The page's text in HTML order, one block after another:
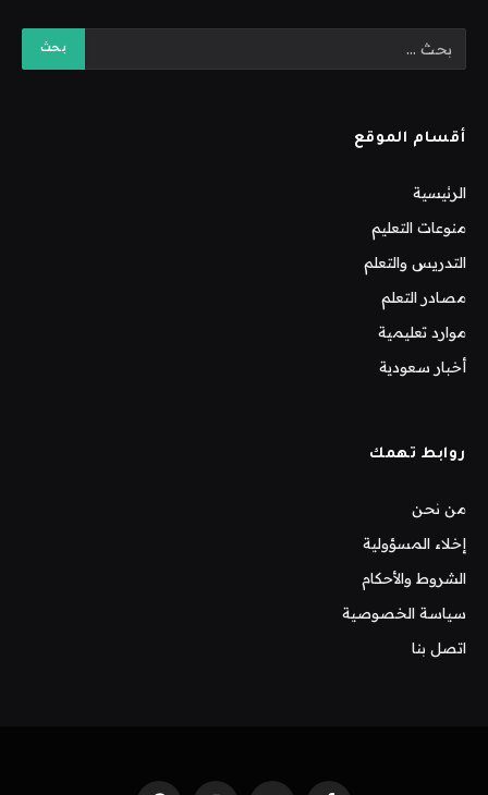
أقسام الموقع
الرئيسية
منوعات التعليم
التدريس والتعلم
مصادر التعلم
موارد تعليمية
أخبار سعودية
روابط تهمك
من نحن
إخلاء المسؤولية
الشروط والأحكام
سياسة الخصوصية
اتصل بنا